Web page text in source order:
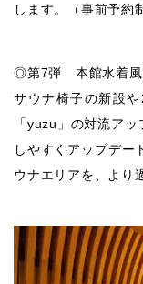
します。（事前予約
◎第7弾 本館水着風
サウナ椅子の新設
「yuzu」の対流ア
しやすくアップデー
ウナエリアを、より